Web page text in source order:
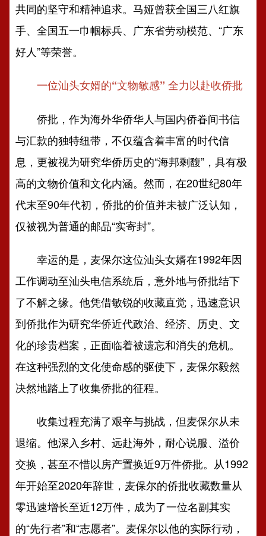
共同的坚守和精神追求。马娅曾获全国三八红旗
手、全国五一巾帼标兵、广东省劳动模范、“广东
好人”等荣誉。
一位汕头女婿的“文物敏感” 全力以赴收侨批
侨批，作为海外华侨华人与国内侨眷间书信
与汇款的独特纽带，不仅蕴含着丰富的时代信
息，更被视为研究华侨历史的“海邦剩馥”，具有极
高的文物价值和文化内涵。然而，在20世纪80年
代末至90年代初，侨批的价值并未被广泛认知，
仅被视为普通的邮品“实寄封”。
幸运的是，麦保尔这位汕头女婿在1992年因
工作调动至汕头电信系统后，意外地与侨批结下
了不解之缘。他凭借敏锐的收藏直觉，迅速意识
到侨批作为研究华侨近代政治、经济、历史、文
化的珍贵档案，正面临着被遗忘和消失的危机。
在这种强烈的文化使命感的驱使下，麦保尔毅然
决然地踏上了收集侨批的征程。
收集过程充满了艰辛与挑战，但麦保尔从未
退缩。他深入乡村、远赴海外，耐心说服、溢价
交换，甚至不惜以房产置换近9万件侨批。从1992
年开始至2020年辞世，麦保尔的侨批收藏数量从
零迅速增长至近12万件，成为了一位名副其实
的“先行者”和“志愿者”。麦保尔以他的实际行动，